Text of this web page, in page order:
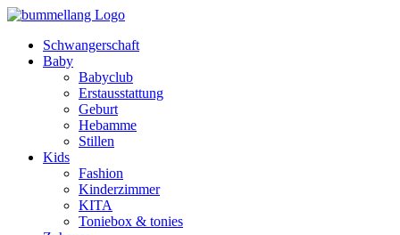
Schwangerschaft
Baby
Babyclub
Erstausstattung
Geburt
Hebamme
Stillen
Kids
Fashion
Kinderzimmer
KITA
Toniebox & tonies